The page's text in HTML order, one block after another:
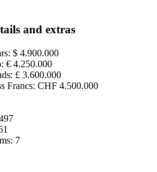
and extras
$ 4.900.000
€ 4.250.000
£ 3.600.000
Francs: CHF 4.500.000
7